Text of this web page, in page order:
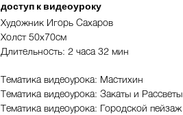
доступ к видеоуроку
Художник Игорь Сахаров
Холст 50х70см
Длительность: 2 часа 32 мин
Тематика видеоурока: Мастихин
Тематика видеоурока: Закаты и Рассветы
Тематика видеоурока: Городской пейзаж